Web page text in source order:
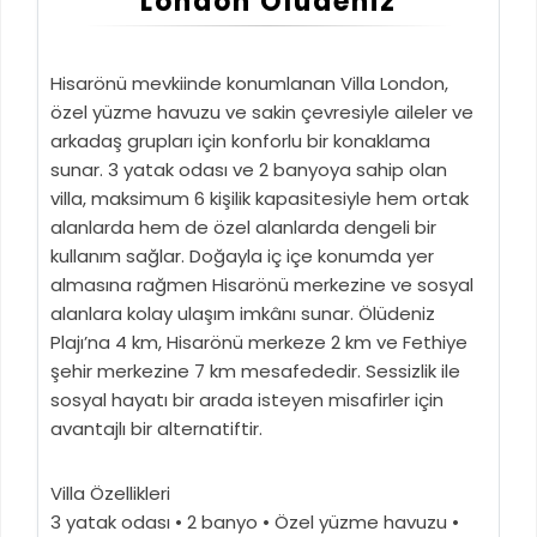
Hisarönü mevkiinde konumlanan Villa London,
özel yüzme havuzu ve sakin çevresiyle aileler ve
arkadaş grupları için konforlu bir konaklama
sunar. 3 yatak odası ve 2 banyoya sahip olan
villa, maksimum 6 kişilik kapasitesiyle hem ortak
alanlarda hem de özel alanlarda dengeli bir
kullanım sağlar. Doğayla iç içe konumda yer
almasına rağmen Hisarönü merkezine ve sosyal
alanlara kolay ulaşım imkânı sunar. Ölüdeniz
Plajı’na 4 km, Hisarönü merkeze 2 km ve Fethiye
şehir merkezine 7 km mesafededir. Sessizlik ile
sosyal hayatı bir arada isteyen misafirler için
avantajlı bir alternatiftir.
Villa Özellikleri
3 yatak odası • 2 banyo • Özel yüzme havuzu •